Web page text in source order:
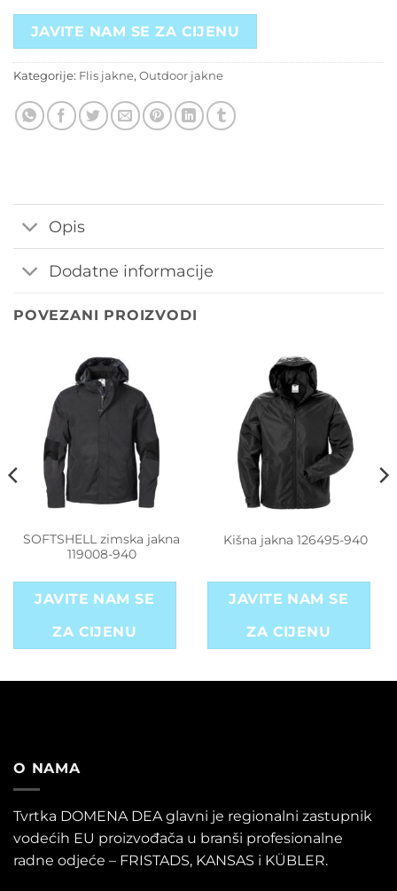
JAVITE NAM SE ZA CIJENU
Kategorije: Flis jakne, Outdoor jakne
Opis
Dodatne informacije
POVEZANI PROIZVODI
SOFTSHELL zimska jakna
119008-940
JAVITE NAM SE
ZA CIJENU
Kišna jakna 126495-940
JAVITE NAM SE
ZA CIJENU
O NAMA
Tvrtka DOMENA DEA glavni je regionalni zastupnik
vodećih EU proizvođača u branši profesionalne
radne odjeće – FRISTADS, KANSAS i KÜBLER.